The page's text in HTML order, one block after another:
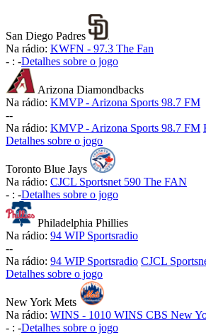
San Diego Padres
Na rádio: KWFN - 97.3 The Fan
- : -Detalhes sobre o jogo
Arizona Diamondbacks
Na rádio: KMVP - Arizona Sports 98.7 FM
--
Na rádio: KMVP - Arizona Sports 98.7 FM
Detalhes sobre o jogo
Toronto Blue Jays
Na rádio: CJCL Sportsnet 590 The FAN
- : -Detalhes sobre o jogo
Philadelphia Phillies
Na rádio: 94 WIP Sportsradio
--
Na rádio: 94 WIP Sportsradio CJCL
Detalhes sobre o jogo
New York Mets
Na rádio: WINS - 1010 WINS CBS New
- : -Detalhes sobre o jogo